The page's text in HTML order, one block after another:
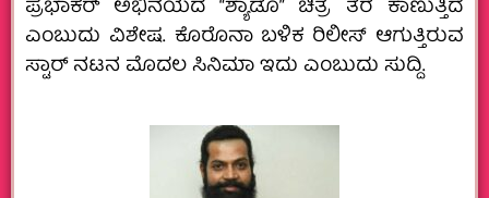
ಪ್ರಭಾಕರ್ ಅಭಿನಯದ “ಶ್ಯಾಡೊ” ಚಿತ್ರ ತೆರೆ ಕಾಣುತ್ತಿದೆ
ಎಂಬುದು ವಿಶೇಷ. ಕೊರೊನಾ ಬಳಿಕ ರಿಲೀಸ್ ಆಗುತ್ತಿರುವ
ಸ್ಟಾರ್ ನಟನ‌ ಮೊದಲ‌ ಸಿನಿಮಾ ಇದು ಎಂಬುದು ಸುದ್ದಿ.